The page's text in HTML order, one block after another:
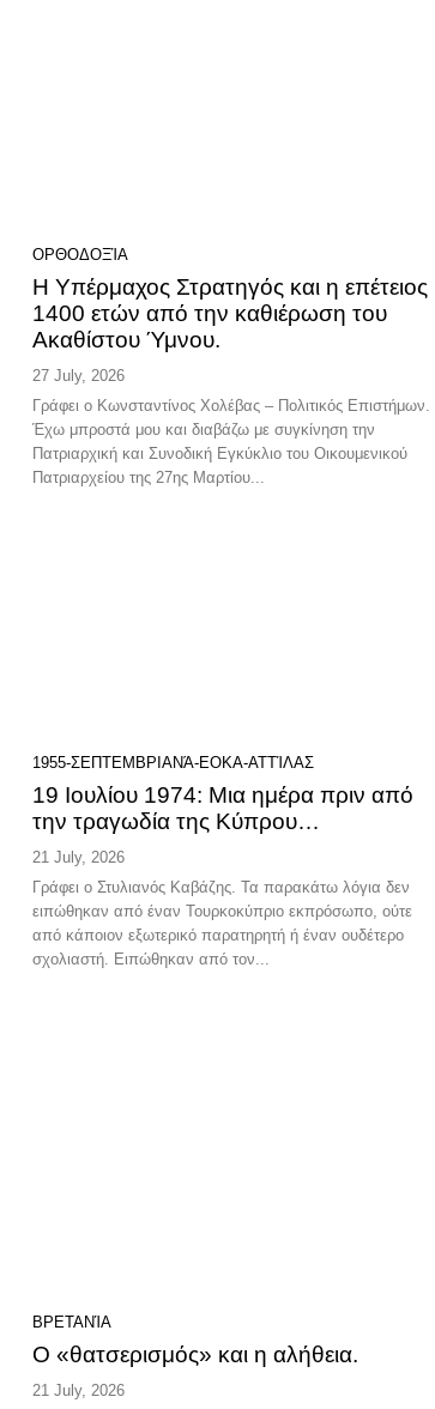
ΟΡΘΟΔΟΞΊΑ
Η Υπέρμαχος Στρατηγός και η επέτειος
1400 ετών από την καθιέρωση του
Ακαθίστου Ύμνου.
27 July, 2026
Γράφει ο Κωνσταντίνος Χολέβας – Πολιτικός Επιστήμων.
Έχω μπροστά μου και διαβάζω με συγκίνηση την
Πατριαρχική και Συνοδική Εγκύκλιο του Οικουμενικού
Πατριαρχείου της 27ης Μαρτίου...
1955-ΣΕΠΤΕΜΒΡΙΑΝΆ-ΕΟΚΑ-ΑΤΤΊΛΑΣ
19 Ιουλίου 1974: Μια ημέρα πριν από
την τραγωδία της Κύπρου…
21 July, 2026
Γράφει ο Στυλιανός Καβάζης. Τα παρακάτω λόγια δεν
ειπώθηκαν από έναν Τουρκοκύπριο εκπρόσωπο, ούτε
από κάποιον εξωτερικό παρατηρητή ή έναν ουδέτερο
σχολιαστή. Ειπώθηκαν από τον...
ΒΡΕΤΑΝΊΑ
Ο «θατσερισμός» και η αλήθεια.
21 July, 2026